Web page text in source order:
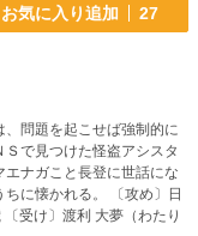
お気に入り追加 27
問題を起こせば強制的に
で見つけた怪盗アシスタ
ナガこと長登に世話にな
れる。 〔攻め〕日
受け〕渡利 大夢（わたり